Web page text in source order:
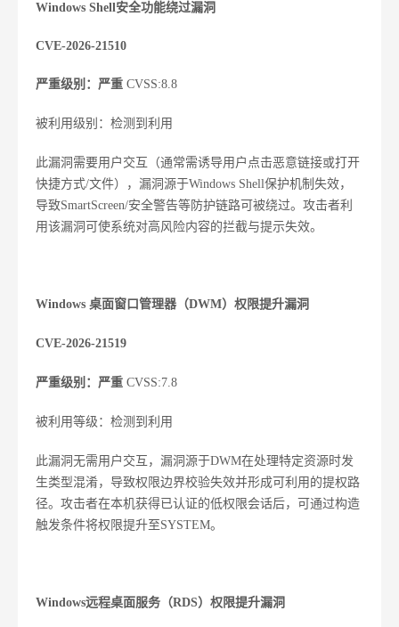
Windows Shell安全功能绕过漏洞
CVE-2026-21510
严重级别：严重 CVSS:8.8
被利用级别：检测到利用
此漏洞需要用户交互（通常需诱导用户点击恶意链接或打开
快捷方式/文件），漏洞源于Windows Shell保护机制失效，
导致SmartScreen/安全警告等防护链路可被绕过。攻击者利
用该漏洞可使系统对高风险内容的拦截与提示失效。
Windows 桌面窗口管理器（DWM）权限提升漏洞
CVE-2026-21519
严重级别：严重 CVSS:7.8
被利用等级：检测到利用
此漏洞无需用户交互，漏洞源于DWM在处理特定资源时发
生类型混淆，导致权限边界校验失效并形成可利用的提权路
径。攻击者在本机获得已认证的低权限会话后，可通过构造
触发条件将权限提升至SYSTEM。
Windows远程桌面服务（RDS）权限提升漏洞